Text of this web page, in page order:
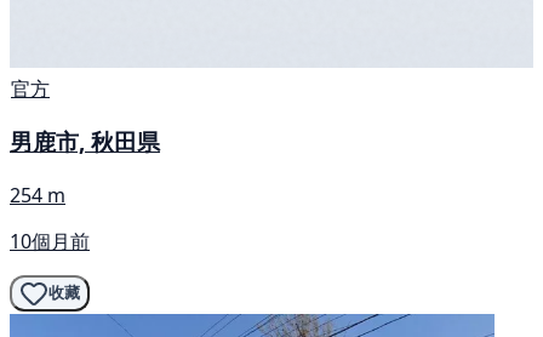
官方
男鹿市, 秋田県
254 m
10個月前
收藏